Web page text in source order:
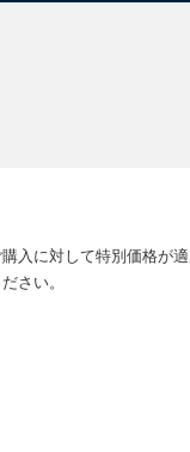
入に対して特別価格が
さい。